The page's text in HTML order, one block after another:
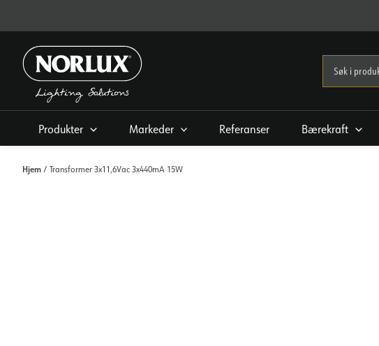
innholdet
Produkter Markeder Referanser Bærekraft
Hjem / Transformer 3x11,6Vac 3x440mA 15W